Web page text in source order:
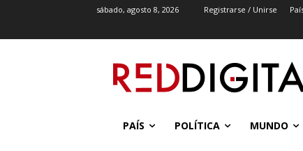
sábado, agosto 8, 2026 Registrarse / Unirse
PAÍS POLÍTICA MUNDO